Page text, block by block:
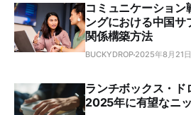
コミュニケーショ
ングにおける中国
関係構築方法
BUCKYDROP 2025年8月21日
ランチボックス・ド
2025年に有望なニ